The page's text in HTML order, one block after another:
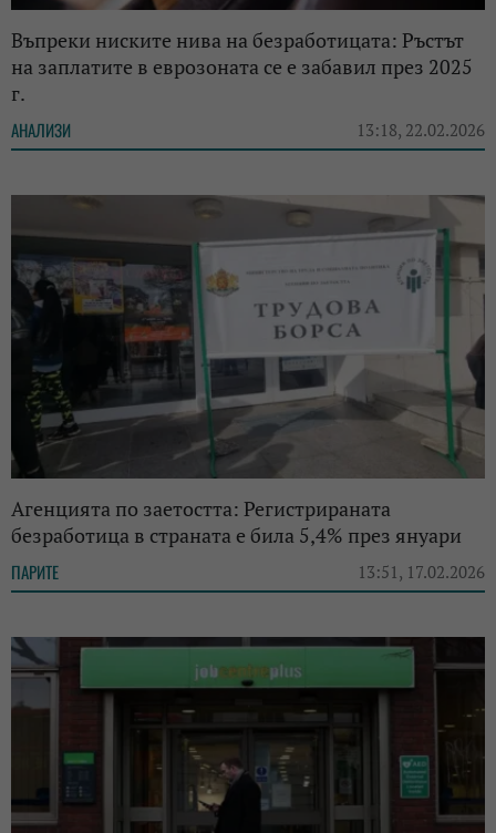
Въпреки ниските нива на безработицата: Ръстът
на заплатите в еврозоната се е забавил през 2025
г.
АНАЛИЗИ 13:18, 22.02.2026
Агенцията по заетостта: Регистрираната
безработица в страната е била 5,4% през януари
ПАРИТЕ 13:51, 17.02.2026